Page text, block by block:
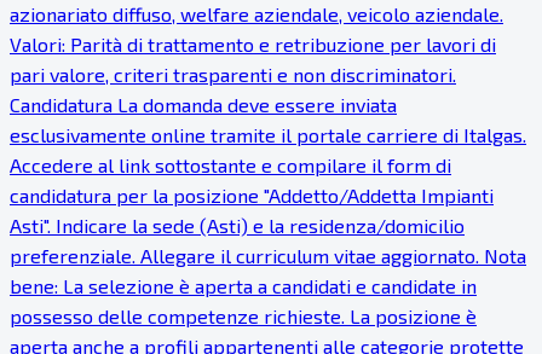
azionariato diffuso, welfare aziendale, veicolo aziendale.
Valori: Parità di trattamento e retribuzione per lavori di
pari valore, criteri trasparenti e non discriminatori.
Candidatura La domanda deve essere inviata
esclusivamente online tramite il portale carriere di Italgas.
Accedere al link sottostante e compilare il form di
candidatura per la posizione "Addetto/Addetta Impianti
Asti". Indicare la sede (Asti) e la residenza/domicilio
preferenziale. Allegare il curriculum vitae aggiornato. Nota
bene: La selezione è aperta a candidati e candidate in
possesso delle competenze richieste. La posizione è
aperta anche a profili appartenenti alle categorie protette